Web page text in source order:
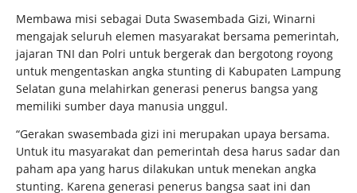
Membawa misi sebagai Duta Swasembada Gizi, Winarni
mengajak seluruh elemen masyarakat bersama pemerintah,
jajaran TNI dan Polri untuk bergerak dan bergotong royong
untuk mengentaskan angka stunting di Kabupaten Lampung
Selatan guna melahirkan generasi penerus bangsa yang
memiliki sumber daya manusia unggul.
“Gerakan swasembada gizi ini merupakan upaya bersama.
Untuk itu masyarakat dan pemerintah desa harus sadar dan
paham apa yang harus dilakukan untuk menekan angka
stunting. Karena generasi penerus bangsa saat ini dan